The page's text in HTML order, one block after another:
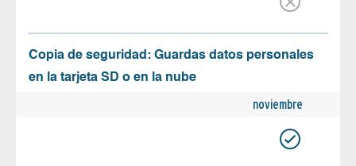
Copia de seguridad: Guardas datos personales
en la tarjeta SD o en la nube
noviembre